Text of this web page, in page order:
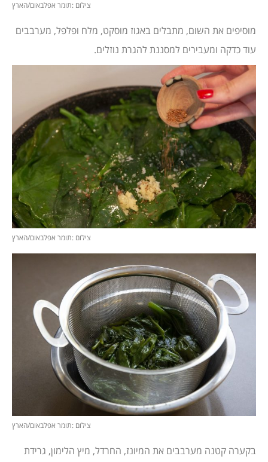
צילום :תומר אפלבאום/הארץ
מוסיפים את השום, מתבלים באגוז מוסקט, מלח ופלפל, מערבבים
עוד כדקה ומעבירים למסננת להגרת נוזלים.
צילום :תומר אפלבאום/הארץ
צילום :תומר אפלבאום/הארץ
בקערה קטנה מערבבים את המיונז, החרדל, מיץ הלימון, גרידת